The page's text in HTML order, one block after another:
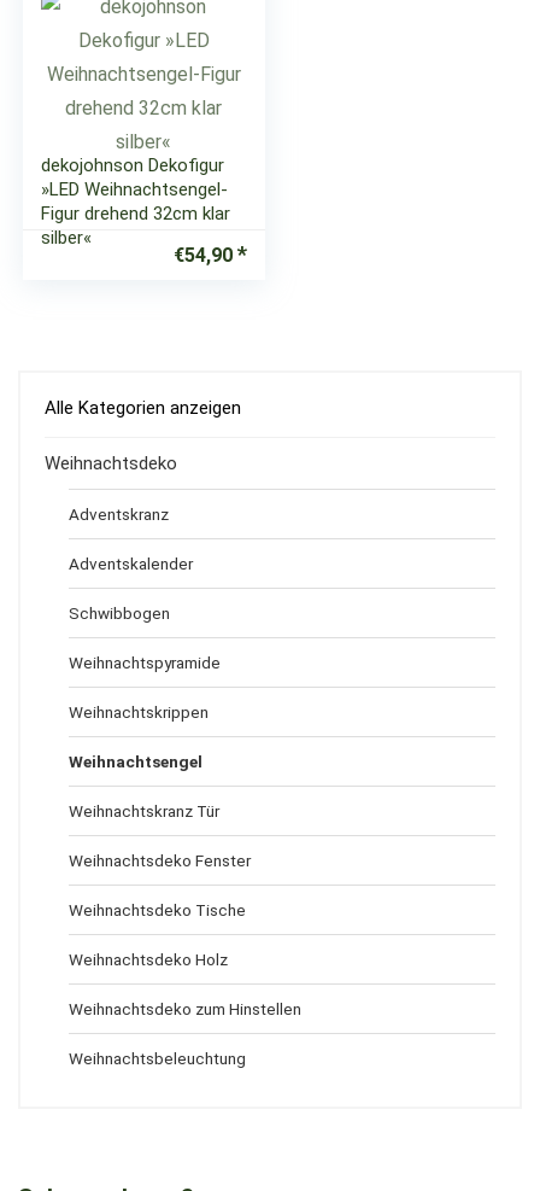
dekojohnson Dekofigur
»LED Weihnachtsengel-
Figur drehend 32cm klar
silber«
€54,90
Alle Kategorien anzeigen
Weihnachtsdeko
Adventskranz
Adventskalender
Schwibbogen
Weihnachtspyramide
Weihnachtskrippen
Weihnachtsengel
Weihnachtskranz Tür
Weihnachtsdeko Fenster
Weihnachtsdeko Tische
Weihnachtsdeko Holz
Weihnachtsdeko zum Hinstellen
Weihnachtsbeleuchtung